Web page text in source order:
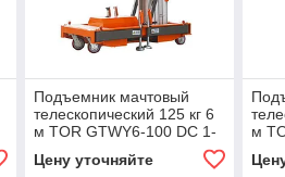
Подъемник мачтовый
телескопический 125 кг 6
м TOR GTWY6-100 DC 1-
мачтовый (автономный)
(G)
Цену уточняйте
м
(G)